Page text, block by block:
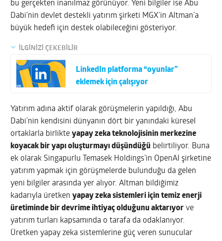
bu gerçekten inanılmaz görünüyor. Yeni bilgiler ise Abu
Dabi’nin devlet destekli yatırım şirketi MGX’in Altman’a
büyük hedefi için destek olabileceğini gösteriyor.
İLGİNİZİ ÇEKEBİLİR
LinkedIn platforma “oyunlar”
eklemek için çalışıyor
Yatırım adına aktif olarak görüşmelerin yapıldığı, Abu
Dabi’nin kendisini dünyanın dört bir yanındaki küresel
ortaklarla birlikteyapay zeka teknolojisinin merkezine
koyacak bir yapı oluşturmayı düşündüğü belirtiliyor. Buna
ek olarak Singapurlu Temasek Holdings’in OpenAI şirketine
yatırım yapmak için görüşmelerde bulunduğu da gelen
yeni bilgiler arasında yer alıyor. Altman bildiğimiz
kadarıyla üretkenyapay zeka sistemleri için temiz enerji
üretiminde bir devrime ihtiyaç olduğunu aktarıyor ve
yatırım turları kapsamında o tarafa da odaklanıyor.
Üretken yapay zeka sistemlerine güç veren sunucular